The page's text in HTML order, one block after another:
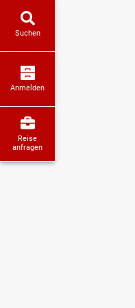
Suchen
Anmelden
Reise
anfragen